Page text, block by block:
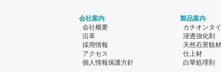
会社案内
会社概要
沿革
採用情報
アクセス
個人情報保護方針
製品案内
カチオンタ
浸透強化剤
天然石景観
仕上材
白華処理剤